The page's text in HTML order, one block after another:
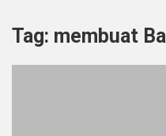
Tag: membuat